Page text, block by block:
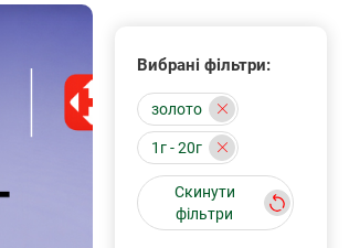
Вибрані фільтри:
золото
1г - 20г
Скинути
фільтри